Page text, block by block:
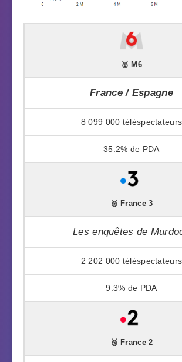
🥇 M6
France / Espagne
8 099 000
35.2%
🥈 France 3
Les enquêtes de
2 202 000
9.3%
🥉 France 2